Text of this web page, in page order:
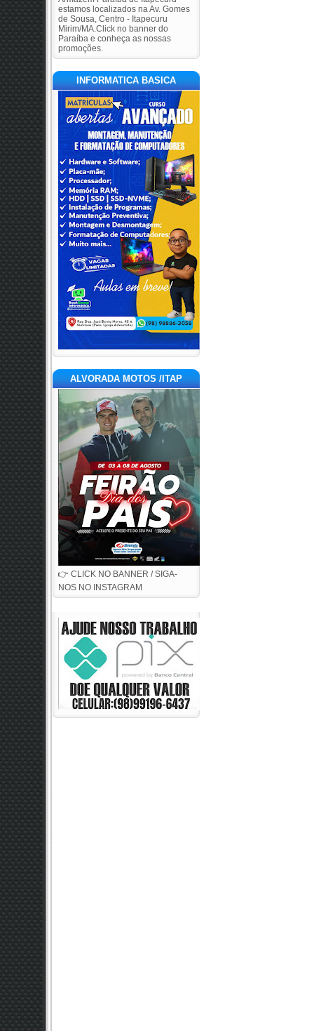
estamos localizados na Av. Gomes
de Sousa, Centro - Itapecuru
Mirim/MA.Click no banner do
Paraíba e conheça as nossas
promoções.
INFORMATICA BASICA
ALVORADA MOTOS /ITAP
👉 CLICK NO BANNER / SIGA-
NOS NO INSTAGRAM